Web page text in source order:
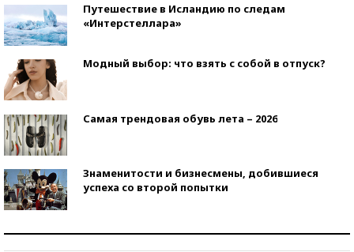
Путешествие в Исландию по следам
«Интерстеллара»
Модный выбор: что взять с собой в отпуск?
Самая трендовая обувь лета – 2026
Знаменитости и бизнесмены, добившиеся
успеха со второй попытки